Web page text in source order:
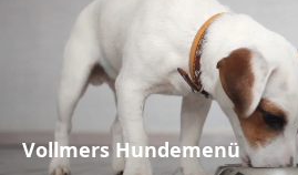
Vollmers Hundemenü